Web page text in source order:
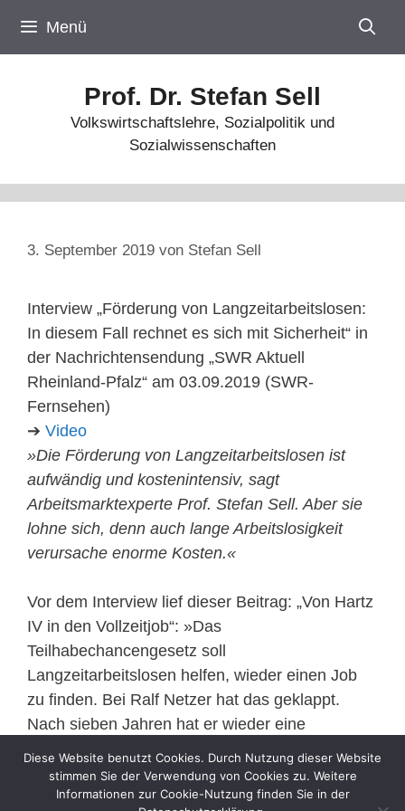
Inhalt
springen
Menü
Prof. Dr. Stefan Sell
Volkswirtschaftslehre, Sozialpolitik und
Sozialwissenschaften
3. September 2019 von Stefan Sell
Interview „Förderung von Langzeitarbeitslosen:
In diesem Fall rechnet es sich mit Sicherheit“ in
der Nachrichtensendung „SWR Aktuell
Rheinland-Pfalz“ am 03.09.2019 (SWR-
Fernsehen)
➔ Video
»Die Förderung von Langzeitarbeitslosen ist
aufwändig und kostenintensiv, sagt
Arbeitsmarktexperte Prof. Stefan Sell. Aber sie
lohne sich, denn auch lange Arbeitslosigkeit
verursache enorme Kosten.«
Vor dem Interview lief dieser Beitrag: „Von Hartz
IV in den Vollzeitjob“: »Das
Teilhabechancengesetz soll
Langzeitarbeitslosen helfen, wieder einen Job
zu finden. Bei Ralf Netzer hat das geklappt.
Nach sieben Jahren hat er wieder eine
Video
Diese Website benutzt Cookies. Durch Nutzung dieser Website
stimmen Sie der Verwendung von Cookies zu. Weitere
Informationen zur Cookie-Nutzung finden Sie in der